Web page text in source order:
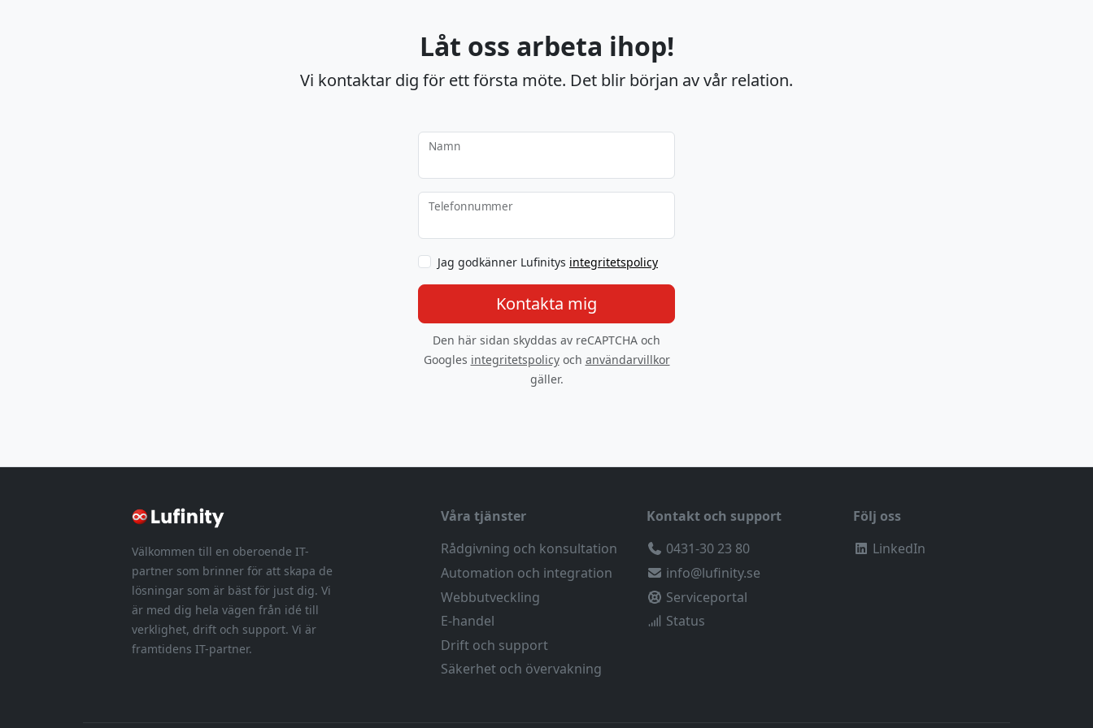
Låt oss arbeta ihop!
Vi kontaktar dig för ett första möte. Det blir början av vår relation.
Namn
Telefonnummer
Jag godkänner Lufinitys integritetspolicy
Kontakta mig
Den här sidan skyddas av reCAPTCHA och
Googles integritetspolicyoch användarvillkor
gäller.
Välkommen till en oberoende IT-
partner som brinner för att skapa de
lösningar som är bäst för just dig. Vi
är med dig hela vägen från idé till
verklighet, drift och support. Vi är
framtidens IT-partner.
Våra tjänster
Rådgivning och konsultation
Automation och integration
Webbutveckling
E-handel
Drift och support
Säkerhet och övervakning
Kontakt och support
0431-30 23 80
info@lufinity.se
Serviceportal
Status
Följ oss
LinkedIn